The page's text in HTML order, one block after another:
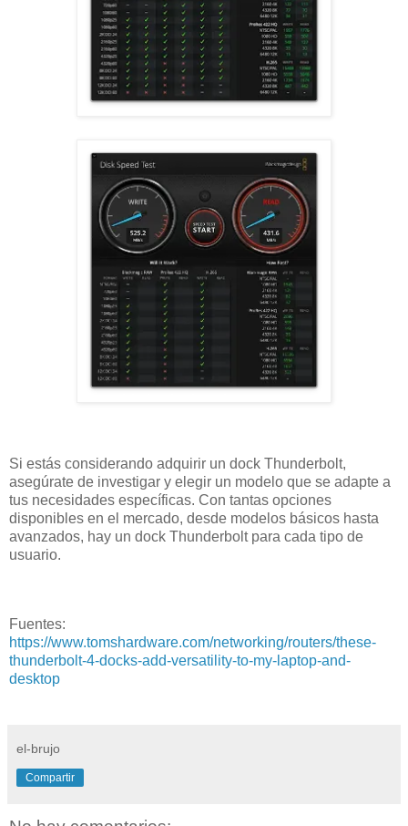
Si estás considerando adquirir un dock Thunderbolt,
asegúrate de investigar y elegir un modelo que se adapte a
tus necesidades específicas. Con tantas opciones
disponibles en el mercado, desde modelos básicos hasta
avanzados, hay un dock Thunderbolt para cada tipo de
usuario.
Fuentes:
https://www.tomshardware.com/networking/routers/these-
thunderbolt-4-docks-add-versatility-to-my-laptop-and-
desktop
el-brujo
Compartir